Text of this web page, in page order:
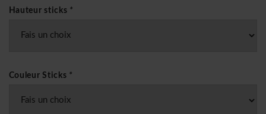
Hauteur sticks *
Couleur Sticks *